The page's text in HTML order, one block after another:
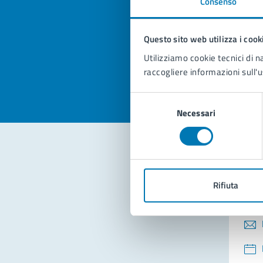
Questo sito web utilizza i
Utilizziamo cookie tecnici di
raccogliere informazioni
consenso
Necessari
Rifiuta